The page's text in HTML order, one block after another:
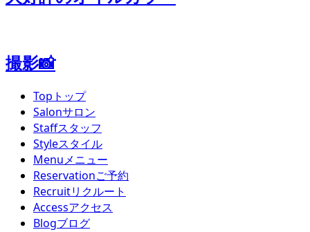
撮影📸
Top トップ
Salonサロン
Staffスタッフ
Styleスタイル
Menuメニュー
Reservationご予約
Recruitリクルート
Accessアクセス
Blogブログ